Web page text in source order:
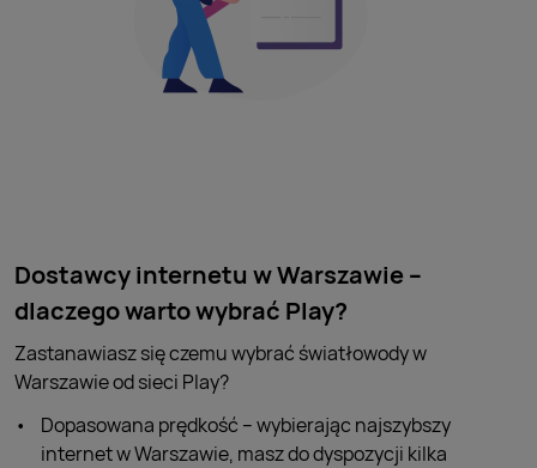
Dostawcy internetu w Warszawie –
dlaczego warto wybrać Play?
Zastanawiasz się czemu wybrać światłowody w
Warszawie od sieci Play?
Dopasowana prędkość – wybierając najszybszy
internet w Warszawie, masz do dyspozycji kilka